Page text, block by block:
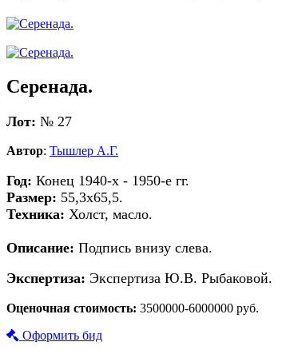
Серенада.
Лот: № 27
Автор: Тышлер А.Г.
Год: Конец 1940-х - 1950-е гг.
Размер: 55,3х65,5.
Техника: Холст, масло.
Описание: Подпись внизу слева.
Экспертиза: Экспертиза Ю.В. Рыбаковой.
Оценочная стоимость: 3500000-6000000 руб.
Оформить бид